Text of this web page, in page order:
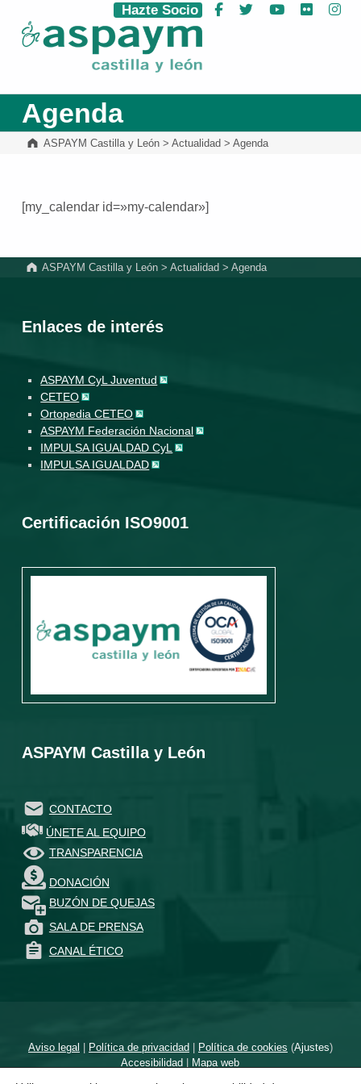
ASPAYM Castilla y León
Hazte Socio Facebook
Twitter YouTube
Flickr
Agenda
ASPAYM Castilla y León> Actualidad > Agenda
[my_calendar id=»my-calendar»]
ASPAYM Castilla y León >Actualidad >Agenda
Enlaces de interés
ASPAYM CyL Juventud
CETEO
Ortopedia CETEO
ASPAYM Federación Nacional
IMPULSA IGUALDAD CyL
IMPULSA IGUALDAD
Certificación ISO9001
ASPAYM Castilla y León
CONTACTO
ÚNETE AL EQUIPO
TRANSPARENCIA
DONACIÓN
BUZÓN DE QUEJAS
SALA DE PRENSA
CANAL ÉTICO
Aviso legal | Política de privacidad| Política de cookies (Ajustes)
Accesibilidad | Mapa web